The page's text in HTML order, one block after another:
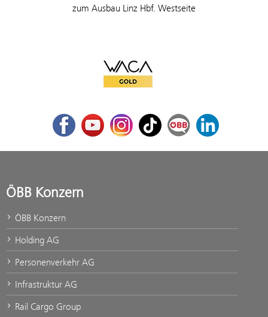
zum Ausbau Linz Hbf. Westseite
WACA Gold
FacebookYoutubeInstagram
TikTok ÖBB Corporate Blog
LinkedIn
ÖBB Konzern
ÖBB Konzern
Holding AG
Personenverkehr AG
Infrastruktur AG
Rail Cargo Group